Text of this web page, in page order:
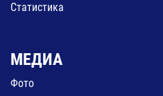
Статистика
МЕДИА
Фото